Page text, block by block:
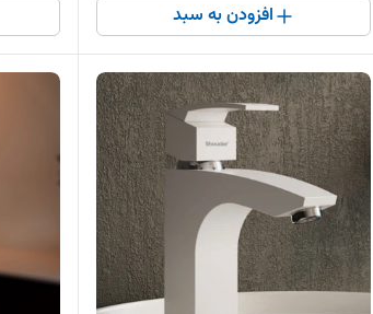
افزودن به سبد